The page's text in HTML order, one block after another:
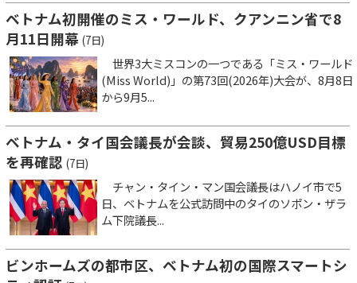
ベトナム初開催のミス・ワールド、クアンニン省で8
月11日開幕 (7日)
世界3大ミスコンの一つである「ミス・ワールド
(Miss World)」の第73回(2026年)大会が、8月8日
から9月5...
ベトナム・タイ国会議長が会談、貿易250億USD目標
を再確認 (7日)
チャン・タイン・マン国会議長はハノイ市で5
日、ベトナムを公式訪問中のタイのソポン・ザラ
ム下院議長...
ビンホームズの都市区、ベトナム初の国際スマートシ